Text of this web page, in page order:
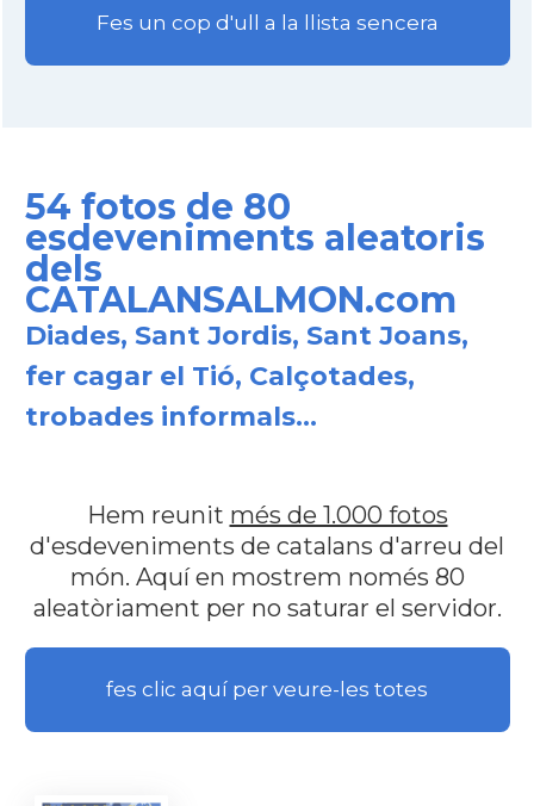
Fes un cop d'ull a la llista sencera
54 fotos de 80
esdeveniments aleatoris
dels
CATALANSALMON.com
Diades, Sant Jordis, Sant Joans,
fer cagar el Tió, Calçotades,
trobades informals...
Hem reunit més de 1.000 fotos
d'esdeveniments de catalans d'arreu del
món. Aquí en mostrem només 80
aleatòriament per no saturar el servidor.
fes clic aquí per veure-les totes